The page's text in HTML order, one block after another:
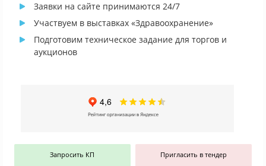
Заявки на сайте принимаются 24/7
Участвуем в выставках «Здравоохранение»
Подготовим техническое задание для торгов и
аукционов
Запросить КП Пригласить в тендер